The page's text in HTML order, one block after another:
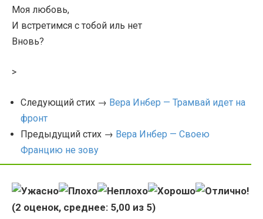
Моя любовь,
И встретимся с тобой иль нет
Вновь?
>
Следующий стих → Вера Инбер — Трамвай идет на
фронт
Предыдущий стих → Вера Инбер — Своею
Францию не зову
(2 оценок, среднее: 5,00 из 5)